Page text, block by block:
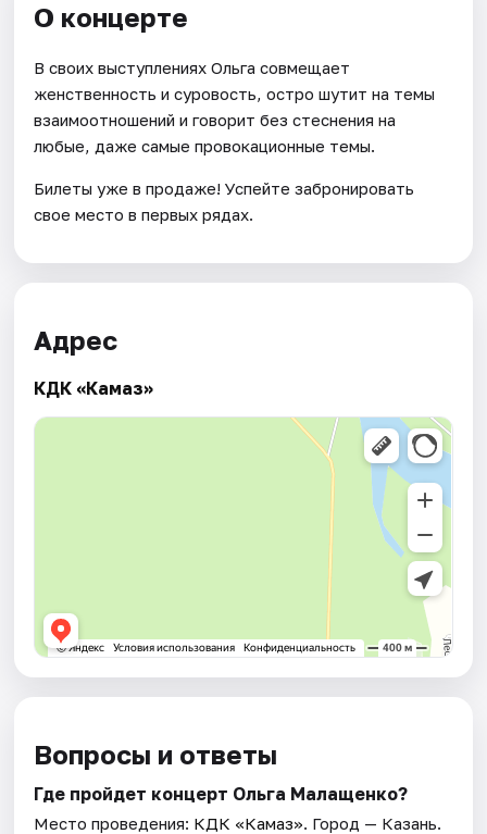
О концерте
В своих выступлениях Ольга совмещает
женственность и суровость, остро шутит на темы
взаимоотношений и говорит без стеснения на
любые, даже самые провокационные темы.
Билеты уже в продаже! Успейте забронировать
свое место в первых рядах.
Адрес
КДК «Камаз»
Вопросы и ответы
Где пройдет концерт Ольга Малащенко?
Место проведения: КДК «Камаз». Город — Казань.